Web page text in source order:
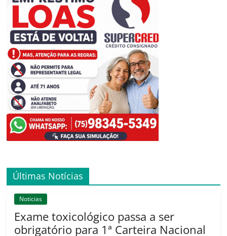
Últimas Notícias
Noticias
Exame toxicológico passa a ser
obrigatório para 1ª Carteira Nacional